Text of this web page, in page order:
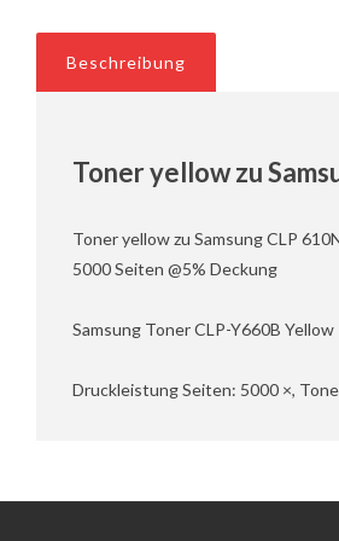
Beschreibung
Toner yellow zu
Toner yellow zu Samsung CLP
5000 Seiten @5% Deckung
Samsung Toner CLP-Y660B Yellow
Druckleistung Seiten: 5000 ×,